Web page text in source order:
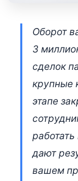
Оборот
3
сделок
крупные
этапе
дают
вашем